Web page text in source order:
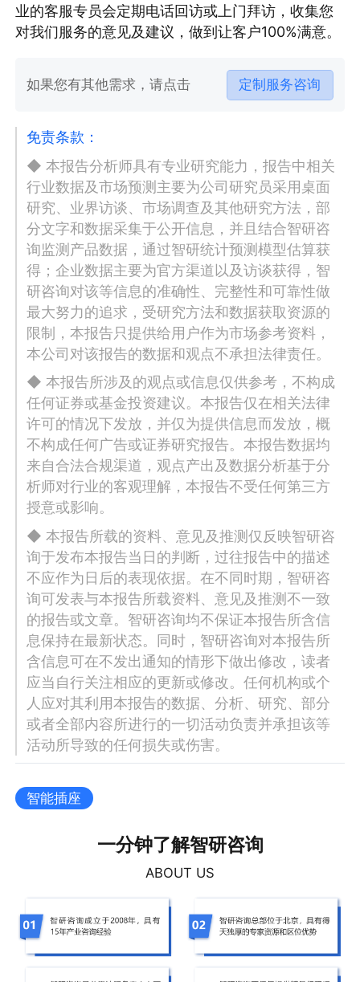
业的客服专员会定期电话回访或上门拜访，收集您
对我们服务的意见及建议，做到让客户100%满意。
如果您有其他需求，请点击 定制服务咨询
免责条款：
◆ 本报告分析师具有专业研究能力，报告中相关
行业数据及市场预测主要为公司研究员采用桌面
研究、业界访谈、市场调查及其他研究方法，部
分文字和数据采集于公开信息，并且结合智研咨
询监测产品数据，通过智研统计预测模型估算获
得；企业数据主要为官方渠道以及访谈获得，智
研咨询对该等信息的准确性、完整性和可靠性做
最大努力的追求，受研究方法和数据获取资源的
限制，本报告只提供给用户作为市场参考资料，
本公司对该报告的数据和观点不承担法律责任。
◆ 本报告所涉及的观点或信息仅供参考，不构成
任何证券或基金投资建议。本报告仅在相关法律
许可的情况下发放，并仅为提供信息而发放，概
不构成任何广告或证券研究报告。本报告数据均
来自合法合规渠道，观点产出及数据分析基于分
析师对行业的客观理解，本报告不受任何第三方
授意或影响。
◆ 本报告所载的资料、意见及推测仅反映智研咨
询于发布本报告当日的判断，过往报告中的描述
不应作为日后的表现依据。在不同时期，智研咨
询可发表与本报告所载资料、意见及推测不一致
的报告或文章。智研咨询均不保证本报告所含信
息保持在最新状态。同时，智研咨询对本报告所
含信息可在不发出通知的情形下做出修改，读者
应当自行关注相应的更新或修改。任何机构或个
人应对其利用本报告的数据、分析、研究、部分
或者全部内容所进行的一切活动负责并承担该等
活动所导致的任何损失或伤害。
智能插座
一分钟了解智研咨询
ABOUT US